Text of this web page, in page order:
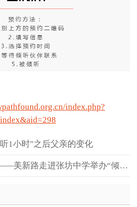
index.php?
1小时"之后父亲的变化
下一篇：倾听的礼物——美新路走进张坊中学举办“倾听1小时”项目宣讲会